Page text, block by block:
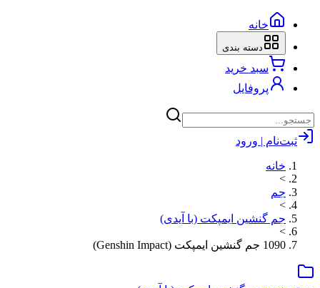
خانه
دسته بندی
سبد خرید
پروفایل
ثبت‌نام | ورود
خانه
>
جم
>
جم گنشین ایمپکت (با آیدی)
>
1090 جم گنشین ایمپکت (Genshin Impact)